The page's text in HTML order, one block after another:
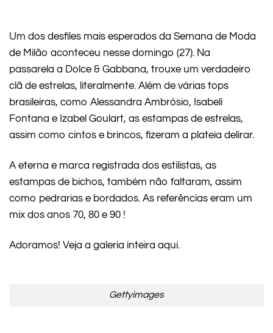
Um dos desfiles mais esperados da Semana de Moda
de Milão aconteceu nesse domingo (27). Na
passarela a Dolce & Gabbana, trouxe um verdadeiro
clã de estrelas, literalmente. Além de várias tops
brasileiras, como Alessandra Ambrósio, Isabeli
Fontana e Izabel Goulart, as estampas de estrelas,
assim como cintos e brincos, fizeram a plateia delirar.
A eterna e marca registrada dos estilistas, as
estampas de bichos, também não faltaram, assim
como pedrarias e bordados. As referências eram um
mix dos anos 70, 80 e 90 !
Adoramos! Veja a galeria inteira aqui.
Gettyimages